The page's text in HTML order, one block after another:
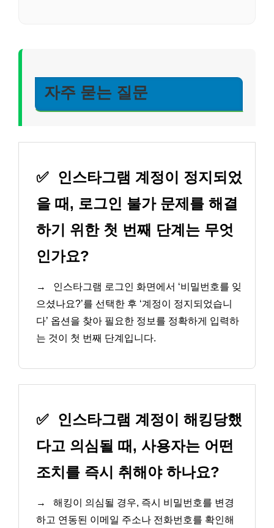
자주 묻는 질문
✅
인스타그램 계정이 정지되었
을 때, 로그인 불가 문제를 해결
하기 위한 첫 번째 단계는 무엇
인가요?
→
인스타그램 로그인 화면에서 ‘비밀번호를 잊
으셨나요?’를 선택한 후 ‘계정이 정지되었습니
다’ 옵션을 찾아 필요한 정보를 정확하게 입력하
는 것이 첫 번째 단계입니다.
✅
인스타그램 계정이 해킹당했
다고 의심될 때, 사용자는 어떤
조치를 즉시 취해야 하나요?
→
해킹이 의심될 경우, 즉시 비밀번호를 변경
하고 연동된 이메일 주소나 전화번호를 확인해